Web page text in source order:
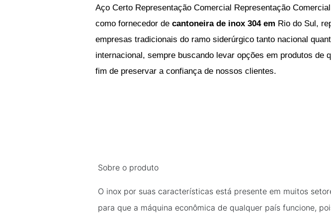
Aço Certo Representação Comercial Representação Comercial
como fornecedor de cantoneira de inox 304 em Rio do Sul,
empresas tradicionais do ramo siderúrgico tanto nacional
internacional, sempre buscando levar opções em produtos de
fim de preservar a confiança de nossos clientes.
Sobre o produto
O inox por suas características está presente em muitos
para que a máquina econômica de qualquer país funcione,